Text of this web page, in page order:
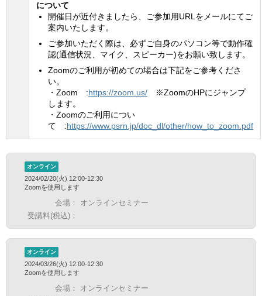
について
開催日が近付きましたら、ご参加用URLをメールにてご
案内いたします。
ご参加いただく際は、必ずご自身のパソコン等で動作確
認(通信状況、マイク、スピーカー)をお願い致します。
Zoomのご利用が初めての場合は下記をご参考くださ
い。
・Zoom :https://zoom.us/ ※ZoomのHPにジャンプ
します。
・Zoomのご利用につい
て :https://www.psrn.jp/doc_dl/other/how_to_zoom.pdf
オンライン
2024/02/20(火) 12:00-12:30
Zoomを使用します
会場：
オンラインセミナー
受講料(税込)：
オンライン
2024/03/26(火) 12:00-12:30
Zoomを使用します
会場：
オンラインセミナー